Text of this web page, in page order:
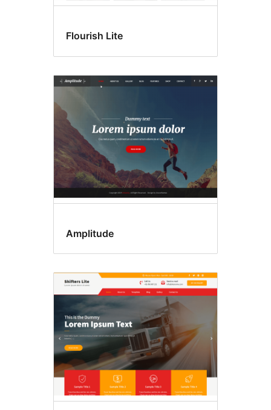
Flourish Lite
Amplitude